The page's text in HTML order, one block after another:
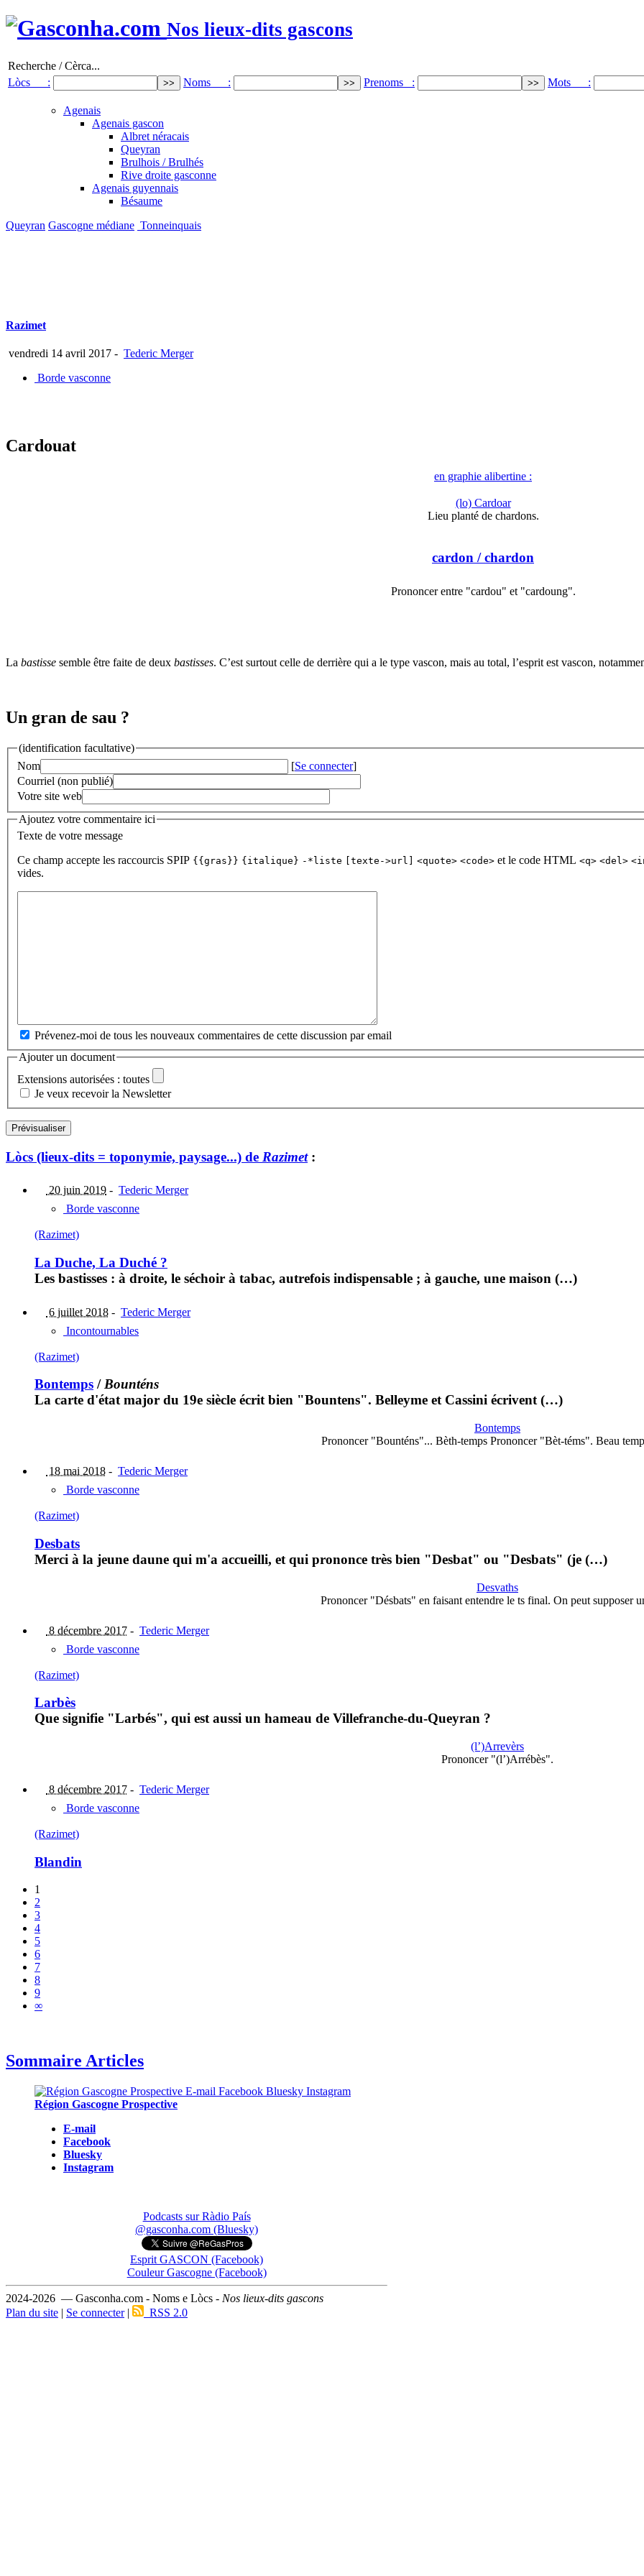
Nos lieux-dits gascons
Recherche / Cèrca...
Lòcs :
Noms : Prenoms : Mots :
Agenais
Agenais gascon
Albret néracais
Queyran
Brulhois / Brulhés
Rive droite gasconne
Agenais guyennais
Bésaume
Queyran Gascogne médiane Tonneinquais
Razimet
vendredi 14 avril 2017 - Tederic Merger
Borde vasconne
Cardouat
en graphie alibertine :
(lo) Cardoar
Lieu planté de chardons.
cardon / chardon
Prononcer entre "cardou" et "cardoung".
La bastisse semble être faite de deux bastisses. C’est surtout celle de derrière qui a le type vascon, mais au total, l’esprit est vascon,
Un gran de sau ?
(identification facultative)
Nom
[Se connecter]
Courriel (non publié)
Votre site web
Ajoutez votre commentaire ici
Texte de votre message
Ce champ accepte les raccourcis SPIP {{gras}} {italique} -*liste [texte->url] <quote> <code> et le code HTML <q> <del>
vides.
Prévenez-moi de tous les nouveaux commentaires de cette discussion par email
Ajouter un document
Extensions autorisées : toutes
Je veux recevoir la Newsletter
Lòcs (lieux-dits = toponymie, paysage...) de Razimet:
20 juin 2019 - Tederic Merger
Borde vasconne
(Razimet)
La Duche, La Duché ?
Les bastisses : à droite, le séchoir à tabac, autrefois indispensable ; à gauche, une maison (…)
6 juillet 2018 - Tederic Merger
Incontournables
(Razimet)
Bontemps /Bounténs
La carte d'état major du 19e siècle écrit bien "Bountens". Belleyme et Cassini écrivent (…)
Bontemps
Prononcer "Bounténs"... Bèth-temps Prononcer "Bèt-téms". Beau
18 mai 2018 - Tederic Merger
Borde vasconne
(Razimet)
Desbats
Merci à la jeune daune qui m'a accueilli, et qui prononce très bien "Desbat" ou "Desbats" (je (…)
Desvaths
Prononcer "Désbats" en faisant entendre le ts final. On peut supposer
8 décembre 2017 - Tederic Merger
Borde vasconne
(Razimet)
Larbès
Que signifie "Larbés", qui est aussi un hameau de Villefranche-du-Queyran ?
(l’)Arrevèrs
Prononcer "(l’)Arrébès".
8 décembre 2017 - Tederic Merger
Borde vasconne
(Razimet)
Blandin
1
2
3
4
5
6
7
8
9
∞
Sommaire Articles
Région Gascogne Prospective
E-mail
Facebook
Bluesky
Instagram
Podcasts sur Ràdio País
@gasconha.com (Bluesky)
Esprit GASCON (Facebook)
Couleur Gascogne (Facebook)
2024-2026 — Gasconha.com - Noms e Lòcs - Nos lieux-dits gascons
Plan du site | Se connecter| RSS 2.0